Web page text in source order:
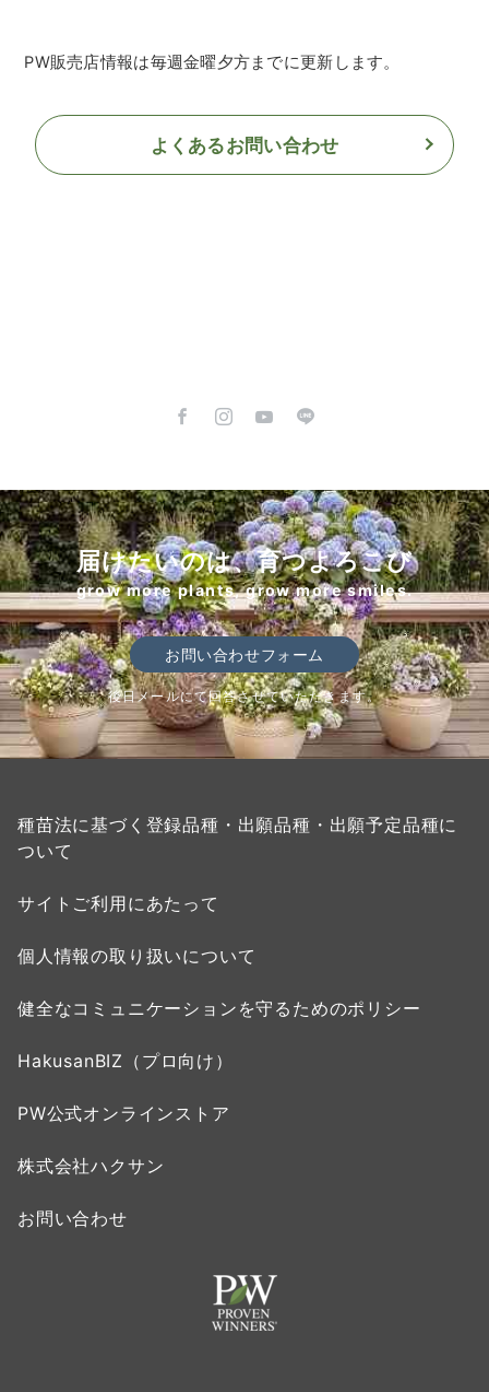
PW販売店情報は毎週金曜夕方までに更新します。
よくあるお問い合わせ
届けたいのは、育つよろこび
grow more plants, grow more smiles.
お問い合わせフォーム
後日メールにて回答させていただきます。
種苗法に基づく登録品種・出願品種・出願予定品種に
ついて
サイトご利用にあたって
個人情報の取り扱いについて
健全なコミュニケーションを守るためのポリシー
HakusanBIZ（プロ向け）
PW公式オンラインストア
株式会社ハクサン
お問い合わせ